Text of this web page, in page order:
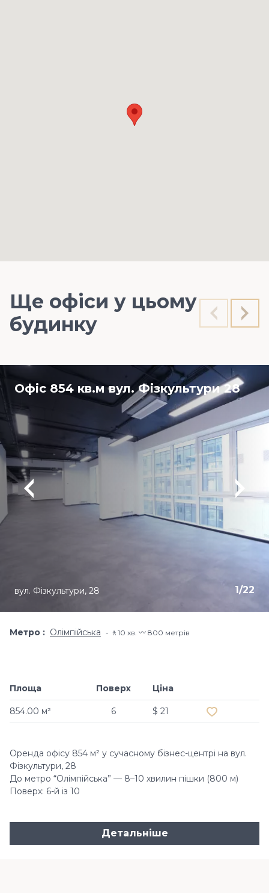
Ще офіси у цьому
будинку
Офіс 854 кв.м вул. Фізкультури 28
1/22
вул. Фізкультури, 28
Метро Олімпійська 🚶10 хв​. 〰️ 800 метрів
Площа
854.00 м²
Поверх
6
Ціна
$ 21
Оренда офісу 854 м² у сучасному бізнес-центрі на вул.
Фізкультури, 28
До метро “Олімпійська” — 8–10 хвилин пішки (800 м)
Поверх: 6-й із 10
Детальніше